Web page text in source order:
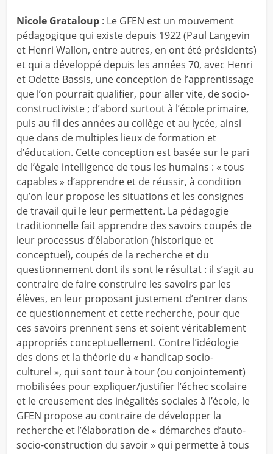
Nicole Grataloup: Le GFEN est un mouvement
pédagogique qui existe depuis 1922 (Paul Langevin
et Henri Wallon, entre autres, en ont été présidents)
et qui a développé depuis les années 70, avec Henri
et Odette Bassis, une conception de l’apprentissage
que l’on pourrait qualifier, pour aller vite, de socio-
constructiviste ; d’abord surtout à l’école primaire,
puis au fil des années au collège et au lycée, ainsi
que dans de multiples lieux de formation et
d’éducation. Cette conception est basée sur le pari
de l’égale intelligence de tous les humains : « tous
capables » d’apprendre et de réussir, à condition
qu’on leur propose les situations et les consignes
de travail qui le leur permettent. La pédagogie
traditionnelle fait apprendre des savoirs coupés de
leur processus d’élaboration (historique et
conceptuel), coupés de la recherche et du
questionnement dont ils sont le résultat : il s’agit au
contraire de faire construire les savoirs par les
élèves, en leur proposant justement d’entrer dans
ce questionnement et cette recherche, pour que
ces savoirs prennent sens et soient véritablement
appropriés conceptuellement. Contre l’idéologie
des dons et la théorie du « handicap socio-
culturel », qui sont tour à tour (ou conjointement)
mobilisées pour expliquer/justifier l’échec scolaire
et le creusement des inégalités sociales à l’école, le
GFEN propose au contraire de développer la
recherche et l’élaboration de « démarches d’auto-
socio-construction du savoir » qui permette à tous